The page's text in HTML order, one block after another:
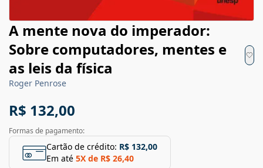
A mente nova do imperador:
Sobre computadores, mentes e
as leis da física
Roger Penrose
R$ 132,00
Formas de pagamento:
Cartão de crédito: R$ 132,00
Em até 5X de R$ 26,40